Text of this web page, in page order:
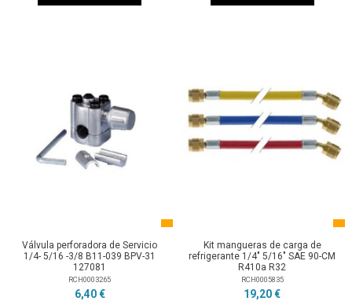
Válvula perforadora de Servicio
1/4- 5/16 -3/8 B11-039 BPV-31
127081
RCH0003265
6,40 €
Kit mangueras de carga de
refrigerante 1/4" 5/16" SAE 90-CM
R410a R32
RCH0005835
19,20 €